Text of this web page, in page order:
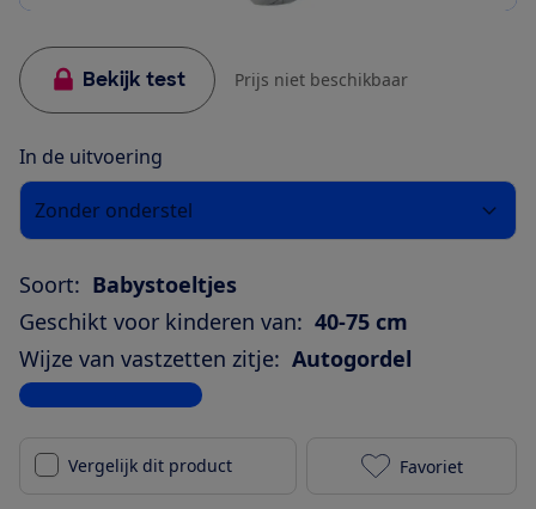
Bekijk test Prijs niet beschikbaar
In de uitvoering
Zonder onderstel
Soort: Babystoeltjes
Geschikt voor kinderen van: 40-75 cm
Wijze van vastzetten zitje: Autogordel
Bekijk alle specificaties
Vergelijk dit product Apramo
Favoriet